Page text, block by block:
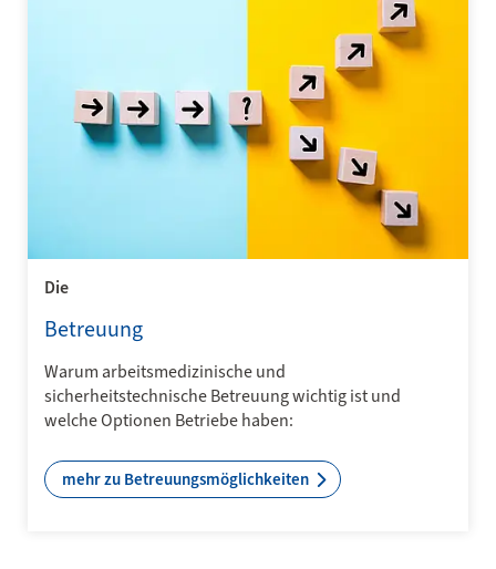
Die
Betreuung
Warum arbeitsmedizinische und
sicherheitstechnische Betreuung wichtig ist und
welche Optionen Betriebe haben:
mehr zu Betreuungsmöglichkeiten